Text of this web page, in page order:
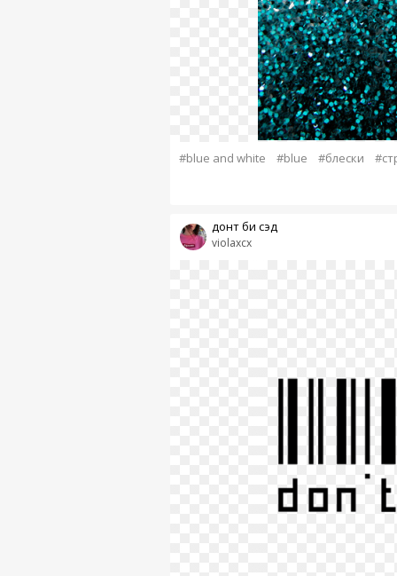
#blue and white #blue #блески
violaxcx
донт би сэд